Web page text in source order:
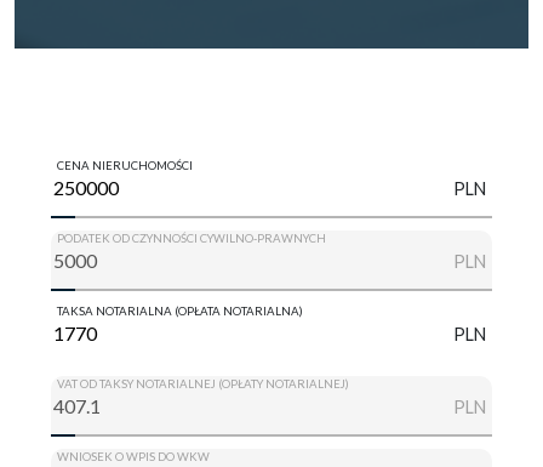
CENA NIERUCHOMOŚCI
PLN
PODATEK OD CZYNNOŚCI CYWILNO-PRAWNYCH
PLN
TAKSA NOTARIALNA (OPŁATA NOTARIALNA)
PLN
VAT OD TAKSY NOTARIALNEJ (OPŁATY NOTARIALNEJ)
PLN
WNIOSEK O WPIS DO WKW